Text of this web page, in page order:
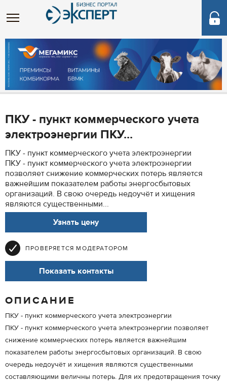
ПКУ - пункт коммерческого учета
электроэнергии ПКУ...
ПКУ - пункт коммерческого учета электроэнергии
ПКУ - пункт коммерческого учета электроэнергии
позволяет снижение коммерческих потерь является
важнейшим показателем работы энергосбытовых
организаций. В свою очередь недоучёт и хищения
являются существенными...
Узнать цену
ПРОВЕРЯЕТСЯ МОДЕРАТОРОМ
Показать контакты
ОПИСАНИЕ
ПКУ - пункт коммерческого учета электроэнергии
ПКУ - пункт коммерческого учета электроэнергии позволяет
снижение коммерческих потерь является важнейшим
показателем работы энергосбытовых организаций. В свою
очередь недоучёт и хищения являются существенными
составляющими величны потерь. Для их предотвращения точку